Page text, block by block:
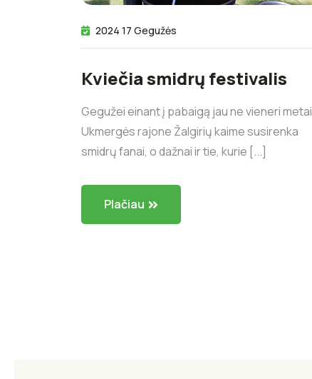
2024 17 Gegužės
Kviečia smidrų festivalis
Gegužei einant į pabaigą jau ne vieneri metai
Ukmergės rajone Žalgirių kaime susirenka
smidrų fanai, o dažnai ir tie, kurie [...]
Plačiau